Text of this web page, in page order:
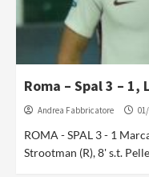
Roma – Spal 3 – 1,
Andrea Fabbricatore
ROMA - SPAL 3 - 1
Strootman (R), 8' s.t.